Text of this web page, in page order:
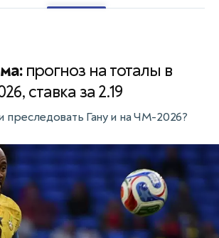
прогноз на тоталы в
ставка за 2.19
преследовать Гану и на ЧМ-2026?